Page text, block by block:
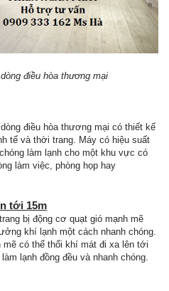
điều hòa thương mại
điều hòa thương mại có thiết kế
tế và thời trang. Máy có hiệu suất
làm lạnh cho một khu vực có
làm việc, phòng họp hay
tới 15m
bị động cơ quạt gió mạnh mẽ
khí lạnh một cách nhanh chóng.
có thể thổi khí mát đi xa lên tới
lạnh đồng đều và nhanh chóng.